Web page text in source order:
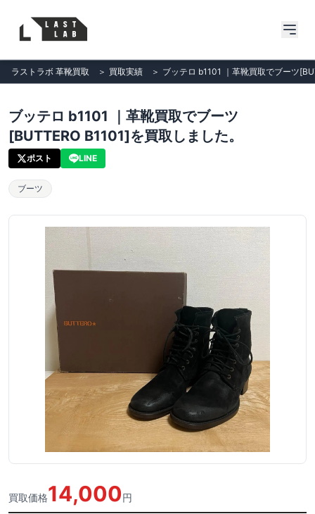
ラストラボ 革靴買取 ＞ 買取実績 ＞ ブッテロ b1101 ｜革靴買取でブーツ
ブッテロ b1101 ｜革靴買取でブーツ
[BUTTERO B1101]を買取しました。
ポスト LINE
ブーツ
買取価格14,000円